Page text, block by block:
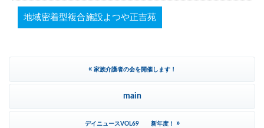
地域密着型複合施設よつや正吉苑
« 家族介護者の会を開催します！
main
デイニュースVOL69 新年度！ »